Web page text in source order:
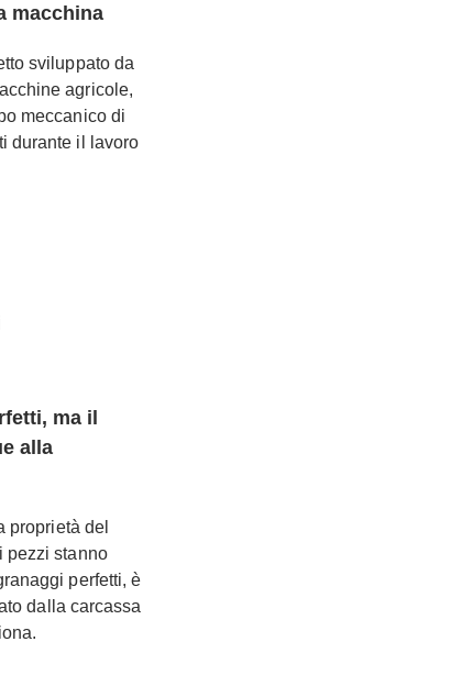
macchina
sviluppato da
agricole,
meccanico di
durante il lavoro
ma il
alla
proprietà del
pezzi stanno
perfetti, è
dalla carcassa